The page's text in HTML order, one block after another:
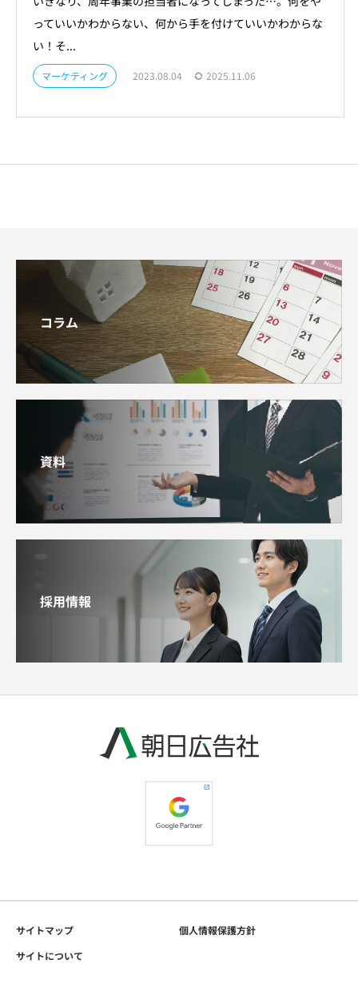
っていいかわからない、何から手を付けていいかわからな
い！そ...
マーケティング 2023.08.04 2025.11.06
コラム
資料
採用情報
サイトマップ
個人情報保護方針
サイトについて